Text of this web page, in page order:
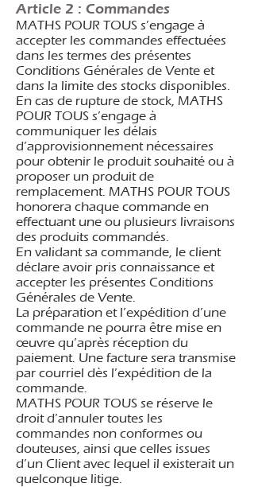
Article 2 : Commandes
MATHS POUR TOUS s’engage à
accepter les commandes effectuées
dans les termes des présentes
Conditions Générales de Vente et
dans la limite des stocks disponibles.
En cas de rupture de stock, MATHS
POUR TOUS s’engage à
communiquer les délais
d’approvisionnement nécessaires
pour obtenir le produit souhaité ou à
proposer un produit de
remplacement. MATHS POUR TOUS
honorera chaque commande en
effectuant une ou plusieurs livraisons
des produits commandés.
En validant sa commande, le client
déclare avoir pris connaissance et
accepter les présentes Conditions
Générales de Vente.
La préparation et l’expédition d’une
commande ne pourra être mise en
œuvre qu’après réception du
paiement. Une facture sera transmise
par courriel dès l’expédition de la
commande.
MATHS POUR TOUS se réserve le
droit d’annuler toutes les
commandes non conformes ou
douteuses, ainsi que celles issues
d’un Client avec lequel il existerait un
quelconque litige.